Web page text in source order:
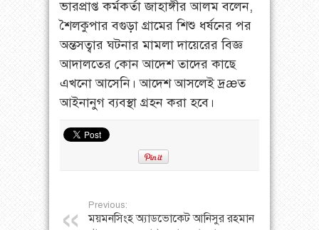
ভারপ্রাপ্ত কর্মকর্তা জাহাঙ্গীর আলম বলেন,
শৈলকুপার বগুড়া গ্রামের শিশু ধর্ষনের পর
অন্তসত্বার ঘটনার মামলা দায়েরের বিজ্ঞ
আদালতের কোন আদেশ তাদের কাছে
এখনো আসেনি। আদেশ আসলেই দ্রæত
আইনানুগ ব্যবস্থা গ্রহন করা হবে।
Previous:
ময়মনসিংহ অ্যাডভোকেট আনিসুর রহমান